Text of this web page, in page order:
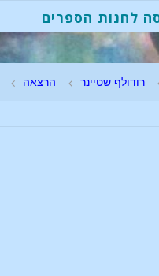
לחנות הספרים
רודולף שטיינר הרצאה